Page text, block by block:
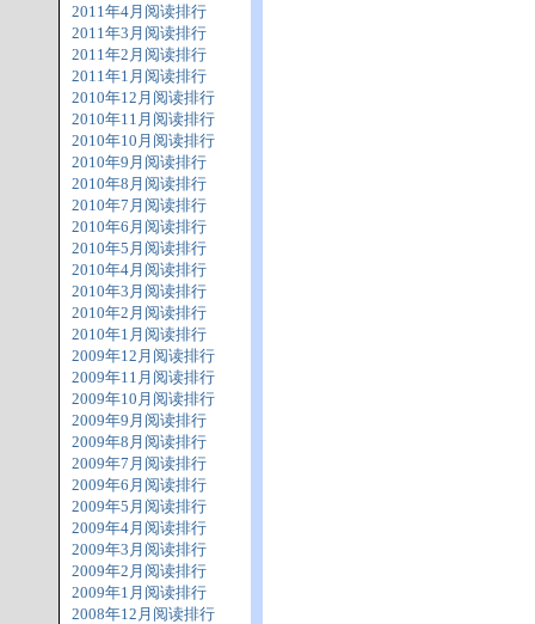
2011年4月阅读排行
2011年3月阅读排行
2011年2月阅读排行
2011年1月阅读排行
2010年12月阅读排行
2010年11月阅读排行
2010年10月阅读排行
2010年9月阅读排行
2010年8月阅读排行
2010年7月阅读排行
2010年6月阅读排行
2010年5月阅读排行
2010年4月阅读排行
2010年3月阅读排行
2010年2月阅读排行
2010年1月阅读排行
2009年12月阅读排行
2009年11月阅读排行
2009年10月阅读排行
2009年9月阅读排行
2009年8月阅读排行
2009年7月阅读排行
2009年6月阅读排行
2009年5月阅读排行
2009年4月阅读排行
2009年3月阅读排行
2009年2月阅读排行
2009年1月阅读排行
2008年12月阅读排行